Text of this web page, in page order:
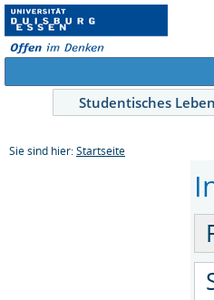
Studentisches Leben
Sie sind hier: Startseite